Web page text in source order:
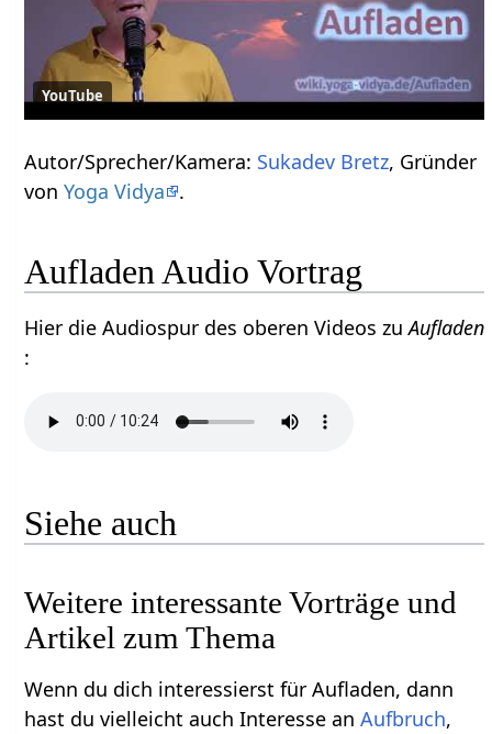
YouTube
Autor/Sprecher/Kamera: Sukadev Bretz, Gründer
vonYoga Vidya .
Aufladen Audio Vortrag
Hier die Audiospur des oberen Videos zuAufladen
:
Siehe auch
Weitere interessante Vorträge und
Artikel zum Thema
Wenn du dich interessierst für Aufladen, dann
hast du vielleicht auch Interesse anAufbruch,